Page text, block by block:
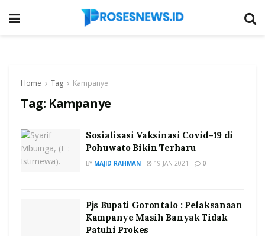
Home Tag Kampanye
Tag: Kampanye
Sosialisasi Vaksinasi Covid-19 di
Pohuwato Bikin Terharu
BY MAJID RAHMAN 19 JAN 2021 0
Pjs Bupati Gorontalo : Pelaksanaan
Kampanye Masih Banyak Tidak
Patuhi Prokes